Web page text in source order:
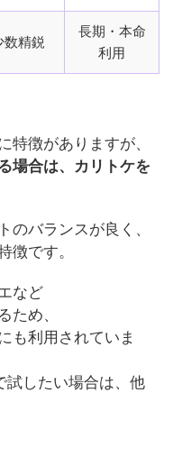
数精鋭
長期・本命
利用
特徴がありますが、
場合は、カリトケを
のバランスが良く、
徴です。
など
ため、
も利用されていま
試したい場合は、他